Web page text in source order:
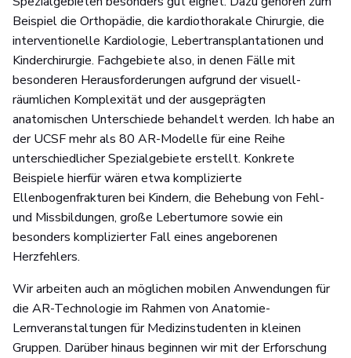
Beispiel die Orthopädie, die kardiothorakale Chirurgie, die
interventionelle Kardiologie, Lebertransplantationen und
Kinderchirurgie. Fachgebiete also, in denen Fälle mit
besonderen Herausforderungen aufgrund der visuell-
räumlichen Komplexität und der ausgeprägten
anatomischen Unterschiede behandelt werden. Ich habe an
der UCSF mehr als 80 AR-Modelle für eine Reihe
unterschiedlicher Spezialgebiete erstellt. Konkrete
Beispiele hierfür wären etwa komplizierte
Ellenbogenfrakturen bei Kindern, die Behebung von Fehl-
und Missbildungen, große Lebertumore sowie ein
besonders komplizierter Fall eines angeborenen
Herzfehlers.
Wir arbeiten auch an möglichen mobilen Anwendungen für
die AR-Technologie im Rahmen von Anatomie-
Lernveranstaltungen für Medizinstudenten in kleinen
Gruppen. Darüber hinaus beginnen wir mit der Erforschung